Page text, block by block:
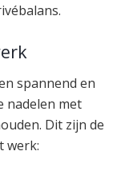
spannend en
nadelen met
Dit zijn de
werk: